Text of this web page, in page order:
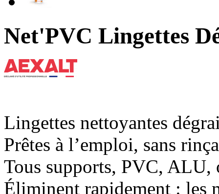
Net'PVC Lingettes
Lingettes nettoyantes
Prêtes à l’emploi, sans
Tous supports, PVC,
Éliminent rapidement : les